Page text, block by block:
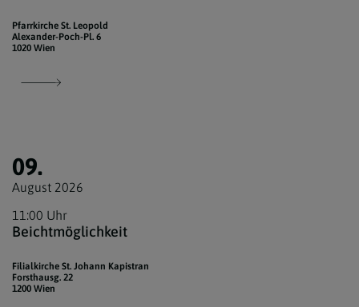
Pfarrkirche St. Leopold
Alexander-Poch-Pl. 6
1020 Wien
09.
August 2026
11:00 Uhr
Beichtmöglichkeit
Filialkirche St. Johann Kapistran
Forsthausg. 22
1200 Wien